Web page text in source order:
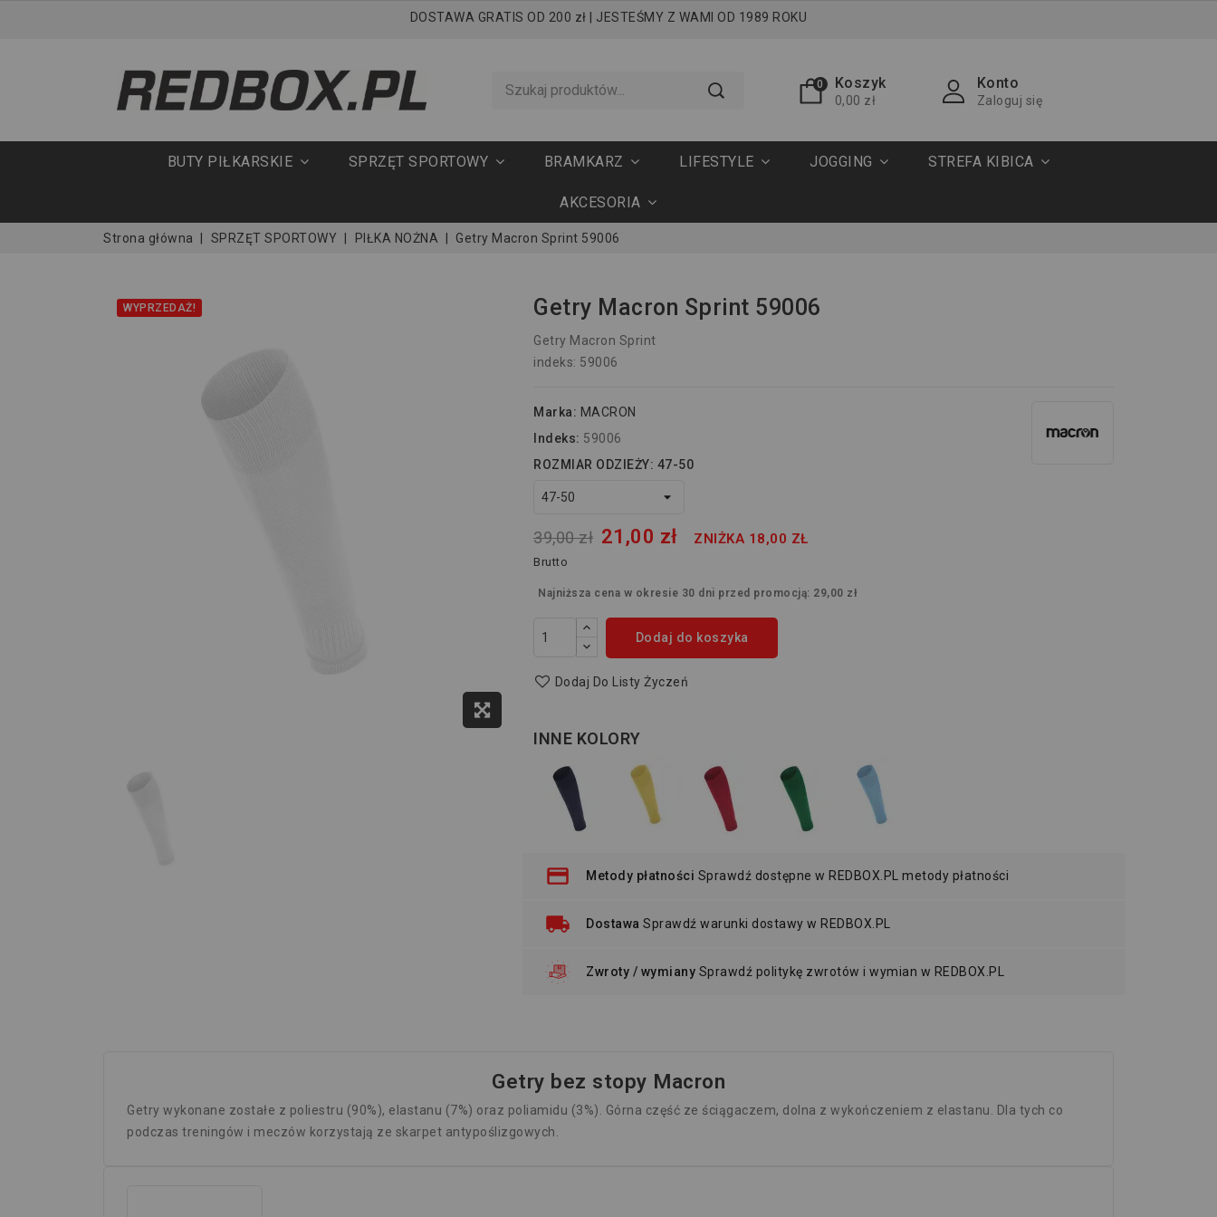
DOSTAWA GRATIS OD 200 zł | JESTEŚMY Z WAMI OD 1989 ROKU
0 Koszyk
0,00 zł
Konto
Zaloguj się
BUTY PIŁKARSKIE SPRZĘT SPORTOWY BRAMKARZ LIFESTYLE JOGGING STREFA KIBICA
AKCESORIA
Strona główna SPRZĘT SPORTOWY PIŁKA NOŻNA Getry Macron Sprint 59006
WYPRZEDAŻ! Getry Macron Sprint 59006
Getry Macron Sprint
indeks: 59006
Marka: MACRON
Indeks: 59006
ROZMIAR ODZIEŻY: 47-50
39,00 zł 21,00 zł ZNIŻKA 18,00 ZŁ
Brutto
Najniższa cena w okresie 30 dni przed promocją: 29,00 zł
Dodaj do koszyka
Dodaj Do Listy Życzeń
INNE KOLORY
Metody płatności Sprawdź dostępne w REDBOX.PL metody płatności
Dostawa Sprawdź warunki dostawy w REDBOX.PL
Zwroty / wymiany Sprawdź politykę zwrotów i wymian w REDBOX.PL
Getry bez stopy Macron
Getry wykonane zostałe z poliestru (90%), elastanu (7%) oraz poliamidu (3%). Górna część ze ściągaczem, dolna z wykończeniem z elastanu. Dla tych co
podczas treningów i meczów korzystają ze skarpet antypoślizgowych.